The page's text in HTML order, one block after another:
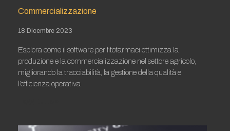
Commercializzazione
18 Dicembre 2023
Esplora come il software per fitofarmaci ottimizza la
produzione e la commercializzazione nel settore agricolo,
migliorando la tracciabilità, la gestione della qualità e
l’efficienza operativa